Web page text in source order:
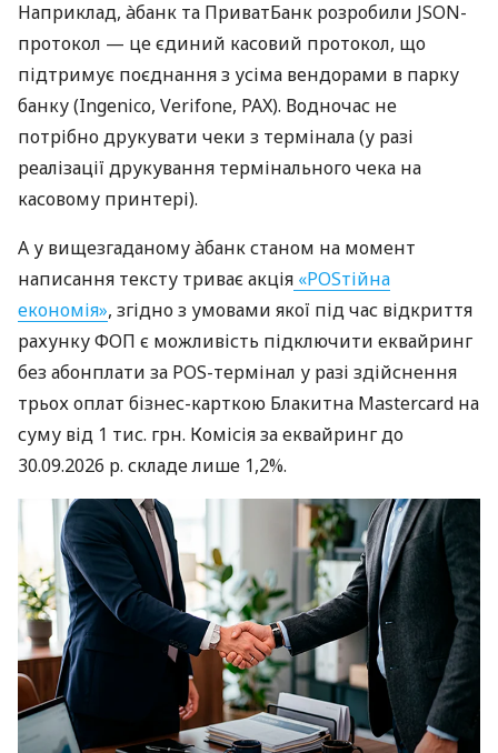
Наприклад, àбанк та ПриватБанк розробили JSON-
протокол — це єдиний касовий протокол, що
підтримує поєднання з усіма вендорами в парку
банку (Ingenico, Verifone, PAX). Водночас не
потрібно друкувати чеки з термінала (у разі
реалізації друкування термінального чека на
касовому принтері).
А у вищезгаданому àбанк станом на момент
написання тексту триває акція «POSтійна
економія», згідно з умовами якої під час відкриття
рахунку ФОП є можливість підключити еквайринг
без абонплати за POS-термінал у разі здійснення
трьох оплат бізнес-карткою Блакитна Mastercard на
суму від 1 тис. грн. Комісія за еквайринг до
30.09.2026 р. складе лише 1,2%.